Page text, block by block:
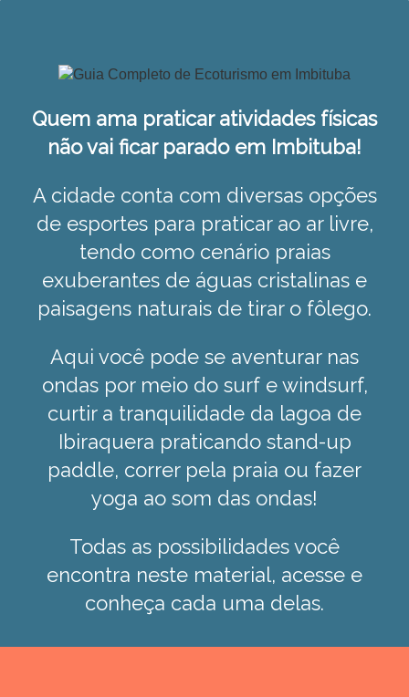
Quem ama praticar atividades físicas
não vai ficar parado em Imbituba!
A cidade conta com diversas opções
de esportes para praticar ao ar livre,
tendo como cenário praias
exuberantes de águas cristalinas e
paisagens naturais de tirar o fôlego.
Aqui você pode se aventurar nas
ondas por meio do surf e windsurf,
curtir a tranquilidade da lagoa de
Ibiraquera praticando stand-up
paddle, correr pela praia ou fazer
yoga ao som das ondas!
Todas as possibilidades você
encontra neste material, acesse e
conheça cada uma delas.